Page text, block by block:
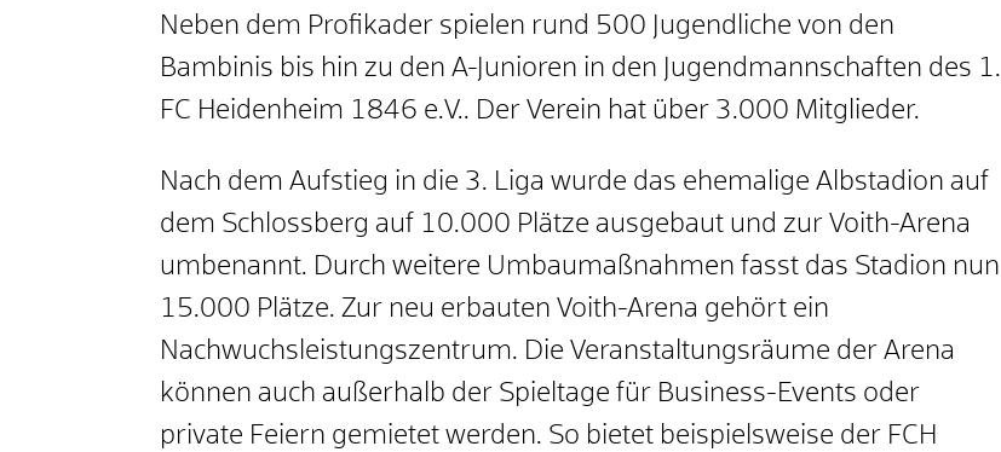
Neben dem Profikader spielen rund 500 Jugendliche von den
Bambinis bis hin zu den A-Junioren in den Jugendmannschaften des 1.
FC Heidenheim 1846 e.V.. Der Verein hat über 3.000 Mitglieder.
Nach dem Aufstieg in die 3. Liga wurde das ehemalige Albstadion auf
dem Schlossberg auf 10.000 Plätze ausgebaut und zur Voith-Arena
umbenannt. Durch weitere Umbaumaßnahmen fasst das Stadion nun
15.000 Plätze. Zur neu erbauten Voith-Arena gehört ein
Nachwuchsleistungszentrum. Die Veranstaltungsräume der Arena
können auch außerhalb der Spieltage für Business-Events oder
private Feiern gemietet werden. So bietet beispielsweise der FCH